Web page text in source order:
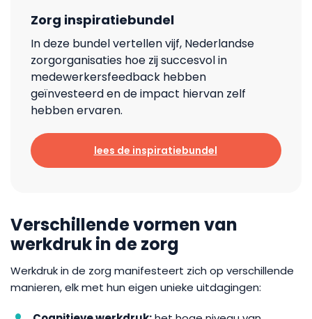
Zorg inspiratiebundel
In deze bundel vertellen vijf, Nederlandse
zorgorganisaties hoe zij succesvol in
medewerkersfeedback hebben
geïnvesteerd en de impact hiervan zelf
hebben ervaren.
lees de inspiratiebundel
Verschillende vormen van
werkdruk in de zorg
Werkdruk in de zorg manifesteert zich op verschillende
manieren, elk met hun eigen unieke uitdagingen: